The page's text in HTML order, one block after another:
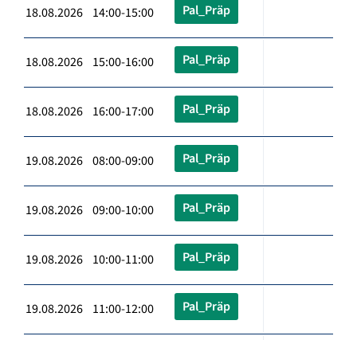
18.08.2026 14:00-15:00 Pal_Präp
18.08.2026 15:00-16:00 Pal_Präp
18.08.2026 16:00-17:00 Pal_Präp
19.08.2026 08:00-09:00 Pal_Präp
19.08.2026 09:00-10:00 Pal_Präp
19.08.2026 10:00-11:00 Pal_Präp
19.08.2026 11:00-12:00 Pal_Präp